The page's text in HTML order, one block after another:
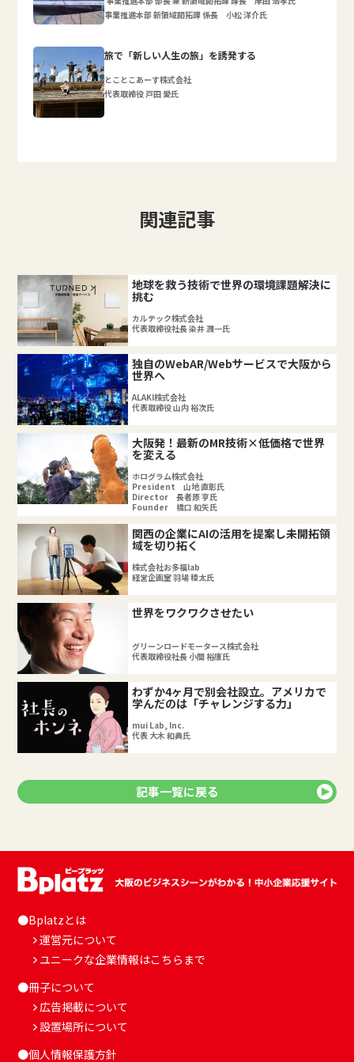
事業推進本部 新領域開拓課 係長 小松 洋介氏
旅で「新しい人生の旅」を誘発する
とことこあーす株式会社
代表取締役 戸田 愛氏
関連記事
地球を救う技術で世界の環境課題解決に
挑む
カルテック株式会社
代表取締役社長 染井 潤一氏
独自のWebAR/Webサービスで大阪から
世界へ
ALAKI株式会社
代表取締役 山内 裕次氏
大阪発！最新のMR技術×低価格で世界
を変える
ホログラム株式会社
President 山地 直彰氏
Director 長者原 亨氏
Founder 橋口 和矢氏
関西の企業にAIの活用を提案し未開拓領
域を切り拓く
株式会社お多福lab
経営企画室 羽場 稜太氏
世界をワクワクさせたい
グリーンロードモータース株式会社
代表取締役社長 小間 裕康氏
わずか4ヶ月で別会社設立。アメリカで
学んだのは「チャレンジする力」
mui Lab, Inc.
代表 大木 和典氏
記事一覧に戻る
●Bplatzとは
運営元について
ユニークな企業情報はこちらまで
●冊子について
広告掲載について
設置場所について
●個人情報保護方針